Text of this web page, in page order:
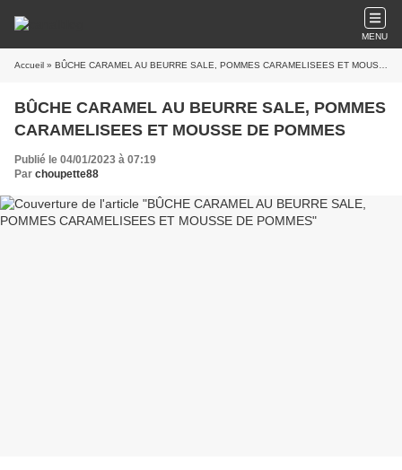
MENU
Accueil » BÛCHE CARAMEL AU BEURRE SALE, POMMES CARAMELISEES ET MOUSSE DE POMMES
BÛCHE CARAMEL AU BEURRE SALE, POMMES
CARAMELISEES ET MOUSSE DE POMMES
Publié le 04/01/2023 à 07:19
Par choupette88